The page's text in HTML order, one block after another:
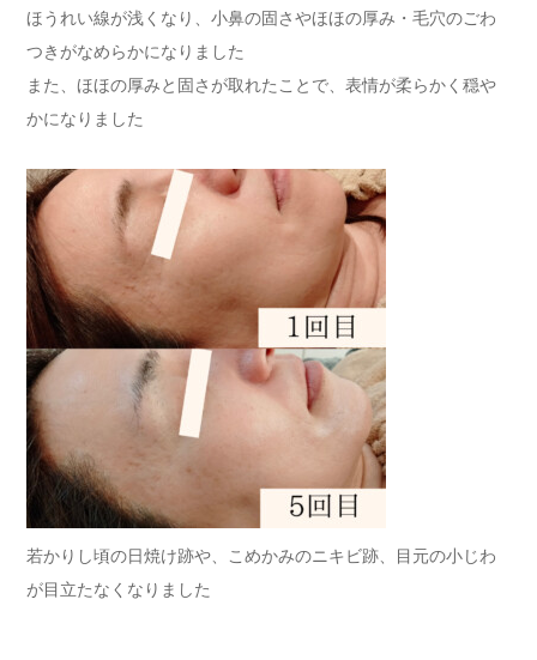
ほうれい線が浅くなり、小鼻の固さやほほの厚み・毛穴のごわ
つきがなめらかになりました
また、ほほの厚みと固さが取れたことで、表情が柔らかく穏や
かになりました
若かりし頃の日焼け跡や、こめかみのニキビ跡、目元の小じわ
が目立たなくなりました